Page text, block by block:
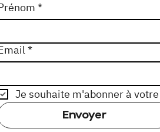
*
*
Je souhaite m'abonner à
Envoyer